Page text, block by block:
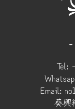
-
Tel:
Email:
葵興